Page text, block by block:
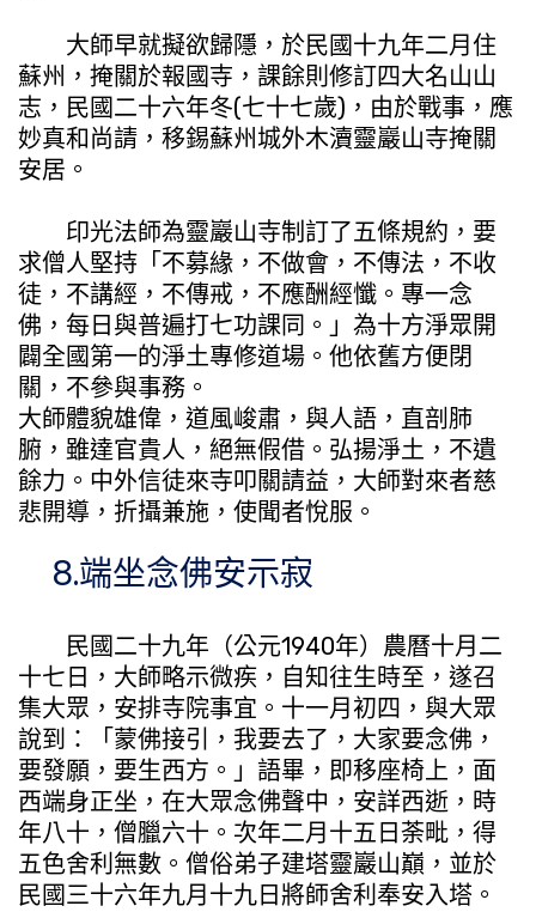
大師早就擬欲歸隱，於民國十九年二月住
蘇州，掩關於報國寺，課餘則修訂四大名山山
志，民國二十六年冬(七十七歲)，由於戰事，應
妙真和尚請，移錫蘇州城外木瀆靈巖山寺掩關
安居。
印光法師為靈巖山寺制訂了五條規約，要
求僧人堅持「不募緣，不做會，不傳法，不收
徒，不講經，不傳戒，不應酬經懺。專一念
佛，每日與普遍打七功課同。」為十方淨眾開
闢全國第一的淨土專修道場。他依舊方便閉
關，不參與事務。
大師體貌雄偉，道風峻肅，與人語，直剖肺
腑，雖達官貴人，絕無假借。弘揚淨土，不遺
餘力。中外信徒來寺叩關請益，大師對來者慈
悲開導，折攝兼施，使聞者悅服。
8.端坐念佛安示寂
民國二十九年（公元1940年）農曆十月二
十七日，大師略示微疾，自知往生時至，遂召
集大眾，安排寺院事宜。十一月初四，與大眾
說到：「蒙佛接引，我要去了，大家要念佛，
要發願，要生西方。」語畢，即移座椅上，面
西端身正坐，在大眾念佛聲中，安詳西逝，時
年八十，僧臘六十。次年二月十五日荼毗，得
五色舍利無數。僧俗弟子建塔靈巖山巔，並於
民國三十六年九月十九日將師舍利奉安入塔。